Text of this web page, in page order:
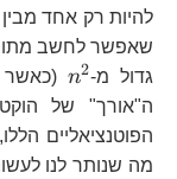
להיות רק אחד
שאפשר לחשב
גדול מ- n2 (כאשר C
ה"אורך" של
w
הפוטנציאליים
מה שנותר לנו